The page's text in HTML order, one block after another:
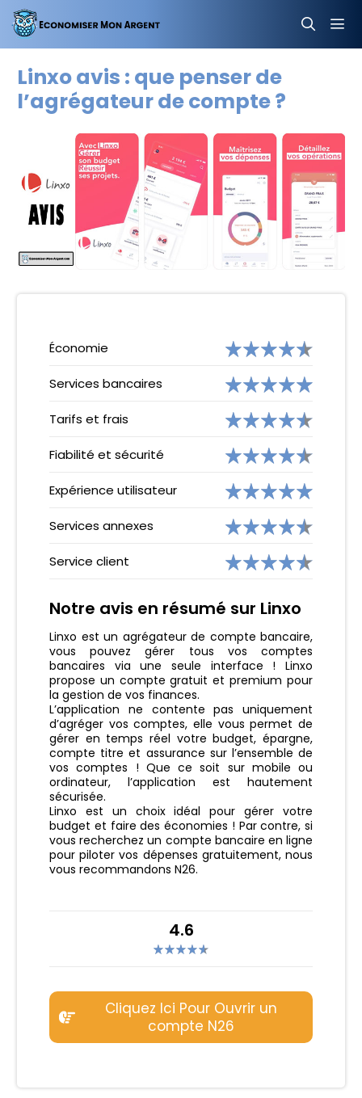
Aller
au
contenu
Linxo avis : que penser de
l’agrégateur de compte ?
Économie
Services bancaires
Tarifs et frais
Fiabilité et sécurité
Expérience utilisateur
Services annexes
Service client
Notre avis en résumé sur Linxo
Linxo est un agrégateur de compte bancaire,
vous pouvez gérer tous vos comptes
bancaires via une seule interface ! Linxo
propose un compte gratuit et premium pour
la gestion de vos finances.
L’application ne contente pas uniquement
d’agréger vos comptes, elle vous permet de
gérer en temps réel votre budget, épargne,
compte titre et assurance sur l’ensemble de
vos comptes ! Que ce soit sur mobile ou
ordinateur, l’application est hautement
sécurisée.
Linxo est un choix idéal pour gérer votre
budget et faire des économies ! Par contre, si
vous recherchez un compte bancaire en ligne
pour piloter vos dépenses gratuitement, nous
vous recommandons N26.
4.6
Cliquez Ici Pour Ouvrir un
compte N26